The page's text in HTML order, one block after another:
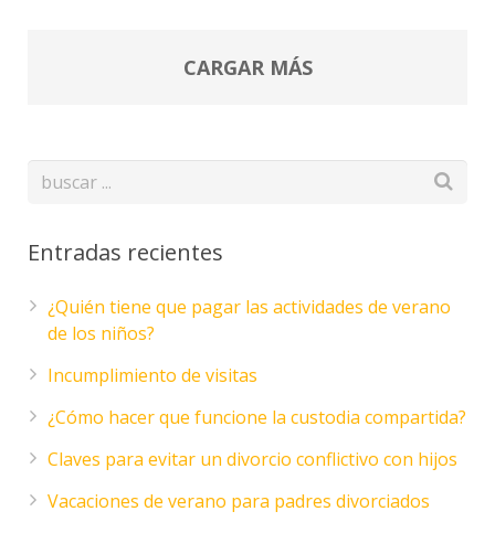
CARGAR MÁS
Entradas recientes
¿Quién tiene que pagar las actividades de verano
de los niños?
Incumplimiento de visitas
¿Cómo hacer que funcione la custodia compartida?
Claves para evitar un divorcio conflictivo con hijos
Vacaciones de verano para padres divorciados